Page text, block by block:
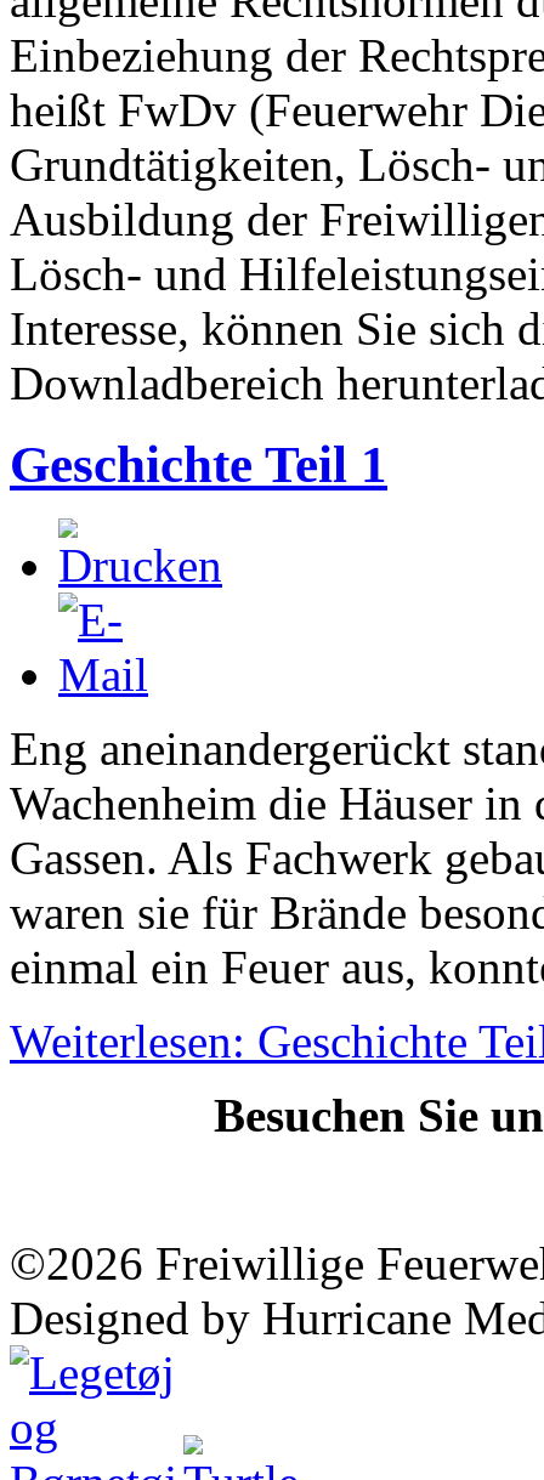
Einbeziehung der
heißt FwDv (Feuerwehr
Grundtätigkeiten, Lösch-
Ausbildung der
Lösch- und
Interesse, können Sie sich
Downladbereich
Geschichte Teil 1
Eng aneinandergerückt
Wachenheim die Häuser in
Gassen. Als Fachwerk
waren sie für Brände
einmal ein Feuer aus,
Weiterlesen: Geschichte
Besuchen Sie
©2026 Freiwillige
Designed by Hurricane